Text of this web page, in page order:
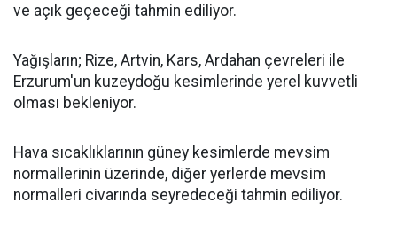
ve açık geçeceği tahmin ediliyor.
Yağışların; Rize, Artvin, Kars, Ardahan çevreleri ile
Erzurum'un kuzeydoğu kesimlerinde yerel kuvvetli
olması bekleniyor.
Hava sıcaklıklarının güney kesimlerde mevsim
normallerinin üzerinde, diğer yerlerde mevsim
normalleri civarında seyredeceği tahmin ediliyor.